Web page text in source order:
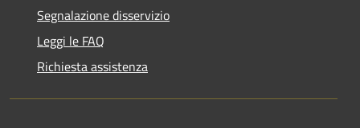
Segnalazione disservizio
Leggi le FAQ
Richiesta assistenza